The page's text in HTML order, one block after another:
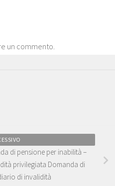
un commento.
di pensione per inabilità –
privilegiata Domanda di
di invalidità